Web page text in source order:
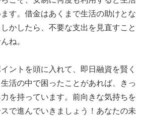
す。借金はあくまで生活の助けとな
かしたら、不要な支出を見直すこと
ね。
ントを頭に入れて、即日融資を賢く
活の中で困ったことがあれば、きっ
を持っています。前向きな気持ちを
で進んでいきましょう！あなたの未